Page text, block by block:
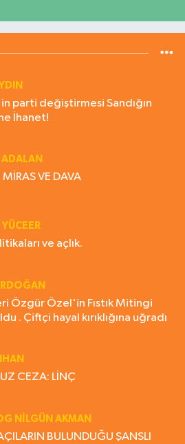
parti değiştirmesi Sandığın
İhanet!
ADALAN
VE DAVA
ve açlık.
Özgür Özel'in Fıstık Mitingi
. Çiftçi hayal kırıklığına uğradı
CEZA: LİNÇ
NILGÜN AKMAN
BULUNDUĞU ŞANSLI